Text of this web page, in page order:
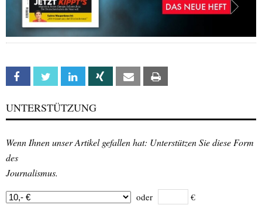
Facebook Twitter Linkedin Xing Email
UNTERSTÜTZUNG
Wenn Ihnen unser Artikel gefallen hat: Unterstützen Sie diese Form
des
Journalismus.
oder €